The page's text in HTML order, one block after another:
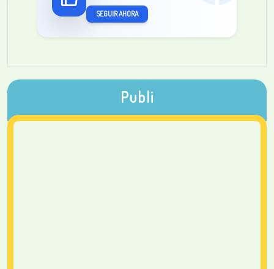
SEGUIR AHORA
Publi